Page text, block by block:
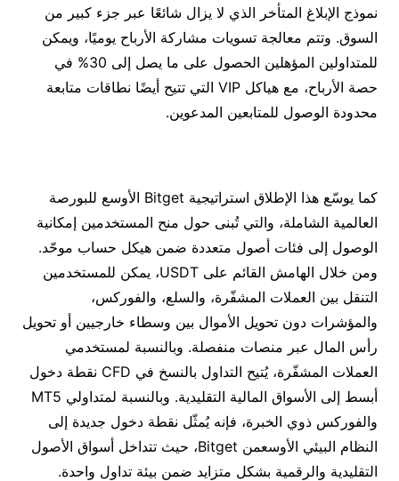
نموذج الإبلاغ المتأخر الذي لا يزال شائعًا عبر جزء كبير من
السوق. وتتم معالجة تسويات مشاركة الأرباح يوميًا، ويمكن
للمتداولين المؤهلين الحصول على ما يصل إلى 30% في
حصة الأرباح، مع هياكل VIP التي تتيح أيضًا نطاقات متابعة
محدودة الوصول للمتابعين المدعوين.
كما يوسّع هذا الإطلاق استراتيجية Bitget الأوسع للبورصة
العالمية الشاملة، والتي تُبنى حول منح المستخدمين إمكانية
الوصول إلى فئات أصول متعددة ضمن هيكل حساب موحّد.
ومن خلال الهامش القائم على USDT، يمكن للمستخدمين
التنقل بين العملات المشفّرة، والسلع، والفوركس،
والمؤشرات دون تحويل الأموال بين وسطاء خارجيين أو تحويل
رأس المال عبر منصات منفصلة. وبالنسبة لمستخدمي
العملات المشفّرة، يُتيح التداول بالنسخ في CFD نقطة دخول
أبسط إلى الأسواق المالية التقليدية. وبالنسبة لمتداولي MT5
والفوركس ذوي الخبرة، فإنه يُمثّل نقطة دخول جديدة إلى
النظام البيئي الأوسعمن Bitget، حيث تتداخل أسواق الأصول
التقليدية والرقمية بشكل متزايد ضمن بيئة تداول واحدة.